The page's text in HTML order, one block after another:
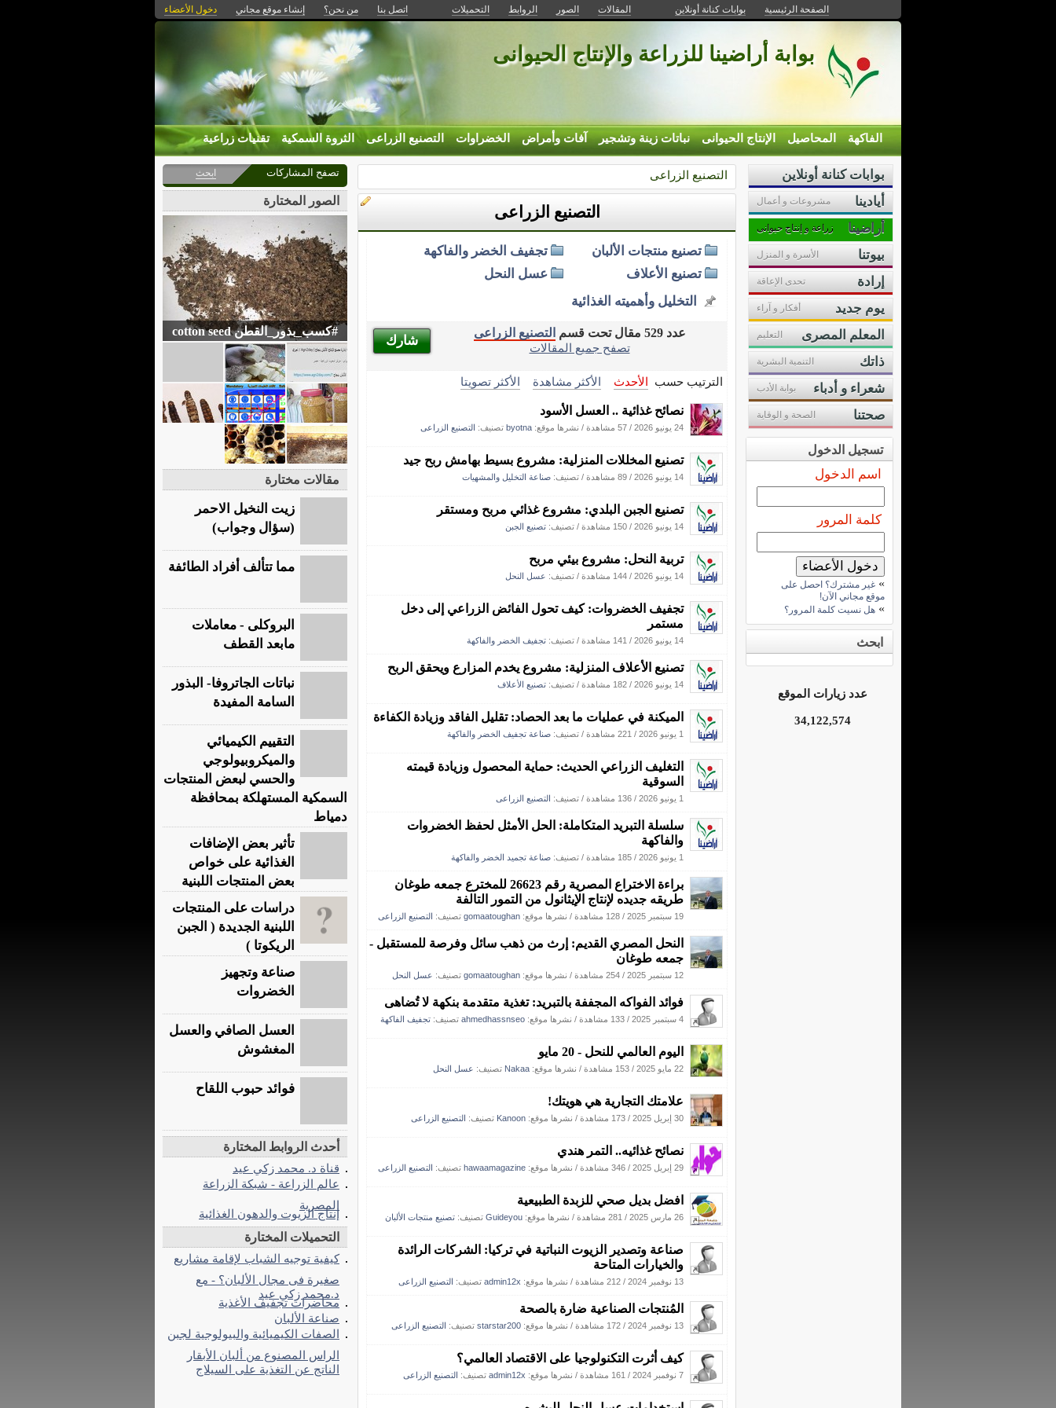
الصفحة الرئيسية بوابات كنانة أونلاين المقالات الصور الروابط التحميلات اتصل بنا من نحن؟ إنشاء موقع مجاني دخول الأعضاء
بوابة أراضينا للزراعة والإنتاج الحيوانى
الفاكهة المحاصيل الإنتاج الحيوانى نباتات زينة وتشجير آفات وأمراض الخضراوات التصنيع الزراعى الثروة السمكية تقنيات زراعية
التصنيع الزراعى
التصنيع الزراعى
تصنيع منتجات الألبان
تجفيف الخضر والفاكهة
تصنيع الأعلاف
عسل النحل
التخليل وأهميته الغذائية
شارك
عدد 529 مقال تحت قسم
التصنيع الزراعى
تصفح جميع المقالات
الترتيب حسب الأحدث الأكثر مشاهدة الأكثر تصويتا
نصائح غذائية .. العسل الأسود
24 يونيو 2026 / 57 مشاهدة / نشرها موقع: byotna تصنيف: التصنيع الزراعى
تصنيع المخللات المنزلية: مشروع بسيط بهامش ربح جيد
14 يونيو 2026 / 89 مشاهدة / تصنيف: صناعة التخليل والمشهيات
تصنيع الجبن البلدي: مشروع غذائي مربح ومستقر
14 يونيو 2026 / 150 مشاهدة / تصنيف: تصنيع الجبن
تربية النحل: مشروع بيئي مربح
14 يونيو 2026 / 144 مشاهدة / تصنيف: عسل النحل
تجفيف الخضروات: كيف تحول الفائض الزراعي إلى دخل
مستمر
14 يونيو 2026 / 141 مشاهدة / تصنيف: تجفيف الخضر والفاكهة
تصنيع الأعلاف المنزلية: مشروع يخدم المزارع ويحقق الربح
14 يونيو 2026 / 182 مشاهدة / تصنيف: تصنيع الأعلاف
الميكنة في عمليات ما بعد الحصاد: تقليل الفاقد وزيادة الكفاءة
1 يونيو 2026 / 221 مشاهدة / تصنيف: صناعة تجفيف الخضر والفاكهة
التغليف الزراعي الحديث: حماية المحصول وزيادة قيمته
السوقية
1 يونيو 2026 / 136 مشاهدة / تصنيف: التصنيع الزراعى
سلسلة التبريد المتكاملة: الحل الأمثل لحفظ الخضروات
والفاكهة
1 يونيو 2026 / 185 مشاهدة / تصنيف: صناعة تجميد الخضر والفاكهة
براءة الاختراع المصرية رقم 26623 للمخترع جمعه طوغان
طريقه جديده لإنتاج الإيثانول من التمور التالفة
19 سبتمبر 2025 / 128 مشاهدة / نشرها موقع: gomaatoughan تصنيف: التصنيع الزراعى
النحل المصري القديم: إرث من ذهب سائل وفرصة للمستقبل -
جمعه طوغان
12 سبتمبر 2025 / 254 مشاهدة / نشرها موقع: gomaatoughan تصنيف: عسل النحل
فوائد الفواكه المجففة بالتبريد: تغذية متقدمة بنكهة لا تُضاهى
4 سبتمبر 2025 / 133 مشاهدة / نشرها موقع: ahmedhassnseo تصنيف: تجفيف الفاكهة
اليوم العالمي للنحل - 20 مايو
22 مايو 2025 / 153 مشاهدة / نشرها موقع: Nakaa تصنيف: عسل النحل
علامتك التجارية هي هويتك!
30 إبريل 2025 / 173 مشاهدة / نشرها موقع: Kanoon تصنيف: التصنيع الزراعى
نصائح غذائيه.. التمر هندي
29 إبريل 2025 / 346 مشاهدة / نشرها موقع: hawaamagazine تصنيف: التصنيع الزراعى
افضل بديل صحي للزبدة الطبيعية
26 مارس 2025 / 281 مشاهدة / نشرها موقع: Guideyou تصنيف: تصنيع منتجات الألبان
صناعة وتصدير الزيوت النباتية في تركيا: الشركات الرائدة
والخيارات المتاحة
13 نوفمبر 2024 / 212 مشاهدة / نشرها موقع: admin12x تصنيف: التصنيع الزراعى
المُنتجات الصناعية ضارة بالصحة
13 نوفمبر 2024 / 172 مشاهدة / نشرها موقع: starstar200 تصنيف: التصنيع الزراعى
كيف أثرت التكنولوجيا على الاقتصاد العالمي؟
7 نوفمبر 2024 / 161 مشاهدة / نشرها موقع: admin12x تصنيف: التصنيع الزراعى
بوابات كنانة أونلاين
أيادينا
مشروعات و أعمال
أراضينا زراعة و إنتاج حيوانى
بيوتنا الأسرة و المنزل
إرادة تحدى الإعاقة
يوم جديد أفكار و آراء
المعلم المصرى التعليم
ذاتك التنمية البشرية
شعراء و أدباء بوابة الأدب
صحتنا الصحة و الوقاية
تسجيل الدخول
اسم الدخول
كلمة المرور
» غير مشترك؟ احصل على
موقع مجاني الآن!
» هل نسيت كلمة المرور؟
ابحث
عدد زيارات الموقع
34,122,574
تصفح المشاركات ابحث
الصور المختارة
#كسب_بذور_القطن cotton seed
meal
مقالات مختارة
زيت النخيل الاحمر
(سؤال وجواب)
مما تتألف أفراد الطائفة
البروكلى - معاملات
مابعد القطف
نباتات الجاتروفا- البذور
السامة المفيدة
التقييم الكيميائي
والميكروبيولوجي
والحسي لبعض المنتجات
السمكية المستهلكة بمحافظة
دمياط
تأثير بعض الإضافات
الغذائية على خواص
بعض المنتجات اللبنية
دراسات على المنتجات
اللبنية الجديدة ( الجبن
الريكوتا )
صناعة وتجهيز
الخضروات
العسل الصافي والعسل
المغشوش
فوائد حبوب اللقاح
أحدث الروابط المختارة
قناة د. محمد زكي عيد
عالم الزراعة - شبكة الزراعة
المصرية
إنتاج الزيوت والدهون الغذائية
التحميلات المختارة
كيفية توجيه الشباب لإقامة مشاريع
صغيرة فى مجال الألبان؟ - مع
د.محمد زكي عيد
محاضرات تجفيف الأغذية
صناعة الألبان
الصفات الكيميائية والبيولوجية لجبن
الراس المصنوع من ألبان الأبقار
الناتج عن التغذية على السيلاج